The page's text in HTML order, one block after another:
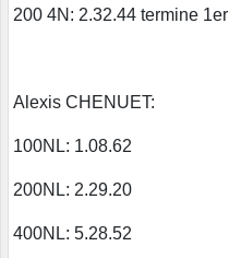
200 4N: 2.32.44 termine 1er
Alexis CHENUET:
100NL: 1.08.62
200NL: 2.29.20
400NL: 5.28.52